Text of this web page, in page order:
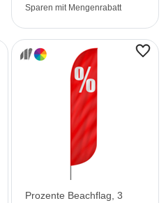
Sparen mit Mengenrabatt
Prozente Beachflag, 3